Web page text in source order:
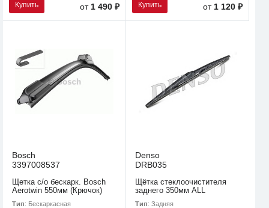
Купить от 1 490 ₽ Купить от 1 120 ₽
Bosch
3397008537
Щетка с/о бескарк. Bosch
Aerotwin 550мм (Крючок)
Тип: Бескаркасная
Denso
DRB035
Щётка стеклоочистителя
заднего 350мм ALL
Тип: Задняя